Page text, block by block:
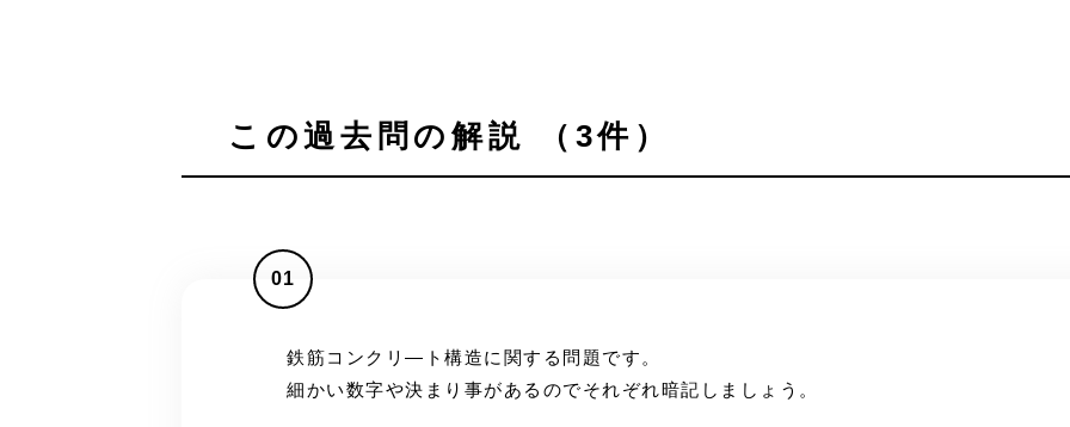
この過去問の解説 （3件）
01
鉄筋コンクリ―ト構造に関する問題です。
細かい数字や決まり事があるのでそれぞれ暗記しましょう。